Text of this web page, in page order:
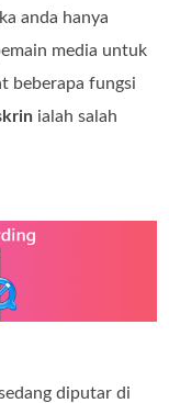
anda hanya
media untuk
beberapa fungsi
ialah salah
diputar di